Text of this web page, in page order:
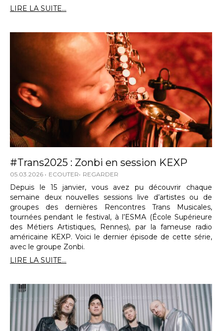
LIRE LA SUITE...
#Trans2025 : Zonbi en session KEXP
05.03.2026 ECOUTER REGARDER
Depuis le 15 janvier, vous avez pu découvrir chaque
semaine deux nouvelles sessions live d’artistes ou de
groupes des dernières Rencontres Trans Musicales,
tournées pendant le festival, à l’ESMA (École Supérieure
des Métiers Artistiques, Rennes), par la fameuse radio
américaine KEXP. Voici le dernier épisode de cette série,
avec le groupe Zonbi.
LIRE LA SUITE...